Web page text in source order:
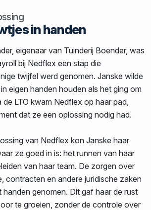
in handen
eigenaar van Tuinderij Boender, was
bij Nedflex een stap die
twijfel werd genomen. Janske wilde
eigen handen houden als het ging om
de LTO kwam Nedflex op haar pad,
dat ze een oplossing nodig had.
van Nedflex kon Janske haar
ze goed in is: het runnen van haar
van haar team. De zorgen over
contracten en andere juridische zaken
handen genomen. Dit gaf haar de rust
te groeien, zonder de controle over